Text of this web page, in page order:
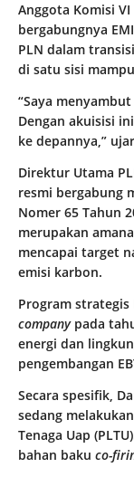
Anggota Komisi
bergabungnya
PLN dalam
di satu sisi
“Saya
Dengan akuisisi
ke depannya,”
Direktur Utama
resmi bergabung
Nomer 65 Tahun
merupakan
mencapai target
emisi karbon.
Program strategis
companypada
energi dan
pengembangan
Secara spesifik,
sedang
Tenaga Uap
bahan baku co-